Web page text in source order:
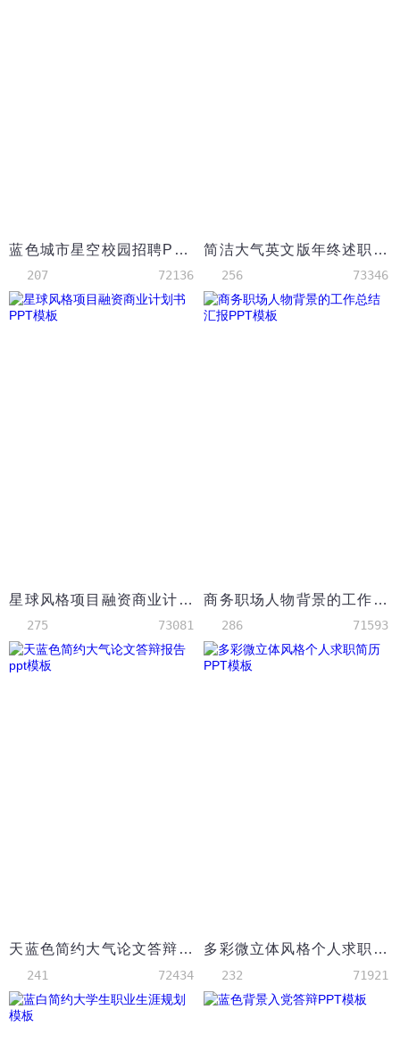
蓝色城市星空校园招聘PPT模板
207 72136
简洁大气英文版年终述职汇报总结PPT模板
256 73346
星球风格项目融资商业计划书PPT模板
275 73081
商务职场人物背景的工作总结汇报PPT模板
286 71593
天蓝色简约大气论文答辩报告ppt模板
241 72434
多彩微立体风格个人求职简历PPT模板
232 71921